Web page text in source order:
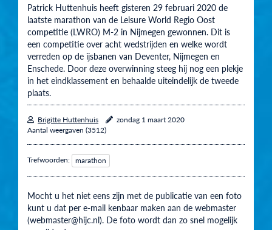
Patrick Huttenhuis heeft gisteren 29 februari 2020 de
laatste marathon van de Leisure World Regio Oost
competitie (LWRO) M-2 in Nijmegen gewonnen. Dit is
een competitie over acht wedstrijden en welke wordt
verreden op de ijsbanen van Deventer, Nijmegen en
Enschede. Door deze overwinning steeg hij nog een plekje
in het eindklassement en behaalde uiteindelijk de tweede
plaats.
Brigitte Huttenhuis
zondag 1 maart 2020
Aantal weergaven (3512)
Trefwoorden: marathon
Mocht u het niet eens zijn met de publicatie van een foto
kunt u dat per e-mail kenbaar maken aan de webmaster
(webmaster@hijc.nl). De foto wordt dan zo snel mogelijk